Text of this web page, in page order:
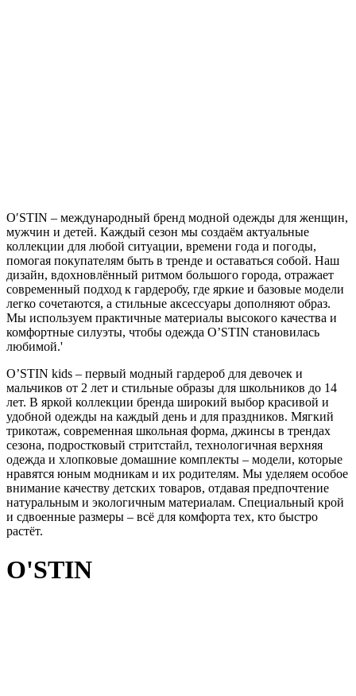
O′STIN – международный бренд модной одежды для женщин,
мужчин и детей. Каждый сезон мы создаём актуальные
коллекции для любой ситуации, времени года и погоды,
помогая покупателям быть в тренде и оставаться собой. Наш
дизайн, вдохновлённый ритмом большого города, отражает
современный подход к гардеробу, где яркие и базовые модели
легко сочетаются, а стильные аксессуары дополняют образ.
Мы используем практичные материалы высокого качества и
комфортные силуэты, чтобы одежда O’STIN становилась
любимой.'
O’STIN kids – первый модный гардероб для девочек и
мальчиков от 2 лет и стильные образы для школьников до 14
лет. В яркой коллекции бренда широкий выбор красивой и
удобной одежды на каждый день и для праздников. Мягкий
трикотаж, современная школьная форма, джинсы в трендах
сезона, подростковый стритстайл, технологичная верхняя
одежда и хлопковые домашние комплекты – модели, которые
нравятся юным модникам и их родителям. Мы уделяем особое
внимание качеству детских товаров, отдавая предпочтение
натуральным и экологичным материалам. Специальный крой
и сдвоенные размеры – всё для комфорта тех, кто быстро
растёт.
O'STIN